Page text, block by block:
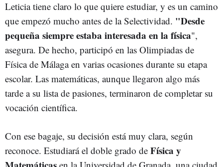
Leticia tiene claro lo que quiere estudiar, y es un camino
que empezó mucho antes de la Selectividad. "Desde
pequeña siempre estaba interesada en la física",
asegura. De hecho, participó en las Olimpiadas de
Física de Málaga en varias ocasiones durante su etapa
escolar. Las matemáticas, aunque llegaron algo más
tarde a su lista de pasiones, terminaron de completar su
vocación científica.
Con ese bagaje, su decisión está muy clara, según
reconoce. Estudiará el doble grado de Física y